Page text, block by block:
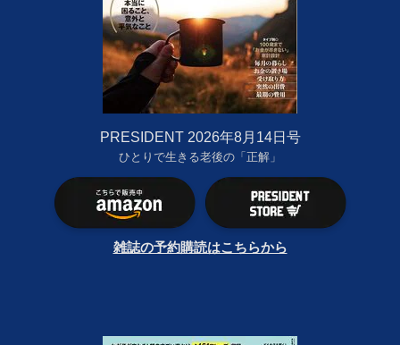
PRESIDENT 2026年8月14日号
ひとりで生きる老後の「正解」
雑誌の予約購読はこちらから